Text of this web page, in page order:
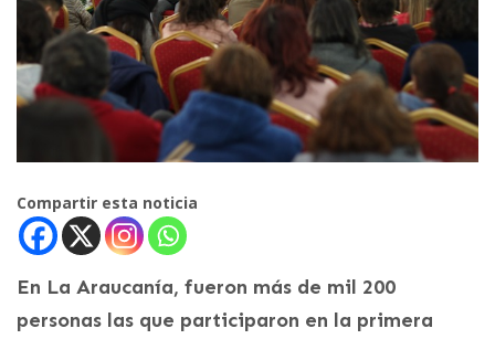
Compartir esta noticia
En La Araucanía, fueron más de mil 200
personas las que participaron en la primera